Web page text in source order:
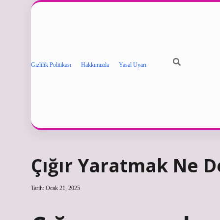
Gizlilik Politikası Hakkımızda Yasal Uyarı
Çığır Yaratmak Ne
Tarih: Ocak 21, 2025